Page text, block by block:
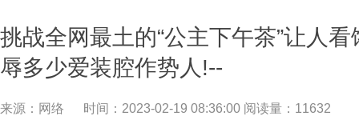
挑战全网最土的“公主下午茶”让人
辱多少爱装腔作势人!--
来源：网络 时间：2023-02-19 08:36:00 阅读量：11632